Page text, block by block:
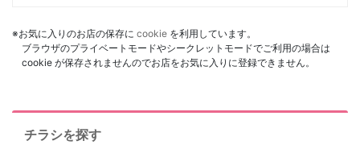
※お気に入りのお店の保存に cookie を利用しています。
ブラウザのプライベートモードやシークレットモードでご利用の場合は
cookie が保存されませんのでお店をお気に入りに登録できません。
チラシを探す